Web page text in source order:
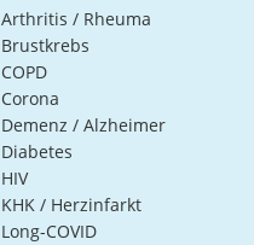
Arthritis / Rheuma
Brustkrebs
COPD
Corona
Demenz / Alzheimer
Diabetes
HIV
KHK / Herzinfarkt
Long-COVID